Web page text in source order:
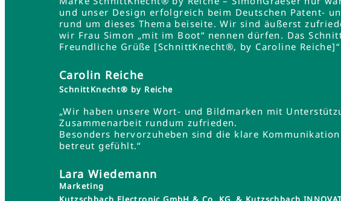
und unser Design erfolgreich beim Deutschen Patent-
rund um dieses Thema beiseite. Wir sind äußerst
wir Frau Simon „mit im Boot“ nennen dürfen. Das
Freundliche Grüße [SchnittKnecht®, by Caroline Reiche]“
Carolin Reiche
SchnittKnecht® by Reiche
„Wir haben unsere Wort- und Bildmarken mit
Zusammenarbeit rundum zufrieden.
Besonders hervorzuheben sind die klare
betreut gefühlt.“
Lara Wiedemann
Marketing